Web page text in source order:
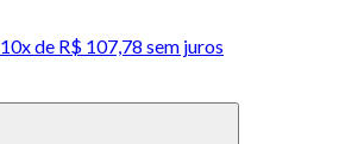
10x de R$ 107,78 sem juros